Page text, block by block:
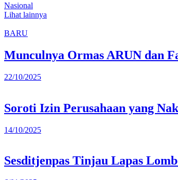
Nasional
Lihat lainnya
BARU
Munculnya Ormas ARUN dan
22/10/2025
Soroti Izin Perusahaan yang
14/10/2025
Sesditjenpas Tinjau Lapas